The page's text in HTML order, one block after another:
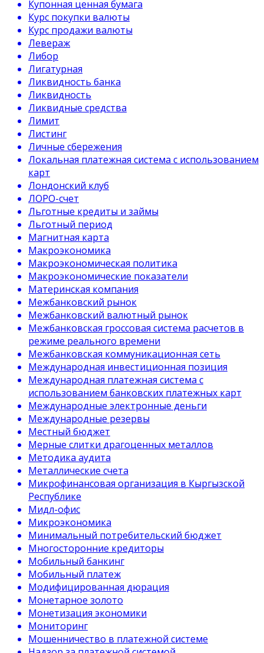
Купонная ценная бумага
Курс покупки валюты
Курс продажи валюты
Левераж
Либор
Лигатурная
Ликвидность банка
Ликвидность
Ликвидные средства
Лимит
Листинг
Личные сбережения
Локальная платежная система с использованием
карт
Лондонский клуб
ЛОРО-счет
Льготные кредиты и займы
Льготный период
Магнитная карта
Макроэкономика
Макроэкономическая политика
Макроэкономические показатели
Материнская компания
Межбанковский рынок
Межбанковский валютный рынок
Межбанковская гроссовая система расчетов в
режиме реального времени
Межбанковская коммуникационная сеть
Международная инвестиционная позиция
Международная платежная система с
использованием банковских платежных карт
Международные электронные деньги
Международные резервы
Местный бюджет
Мерные слитки драгоценных металлов
Методика аудита
Металлические счета
Микрофинансовая организация в Кыргызской
Республике
Мидл-офис
Микроэкономика
Минимальный потребительский бюджет
Многосторонние кредиторы
Мобильный банкинг
Мобильный платеж
Модифицированная дюрация
Монетарное золото
Монетизация экономики
Мониторинг
Мошенничество в платежной системе